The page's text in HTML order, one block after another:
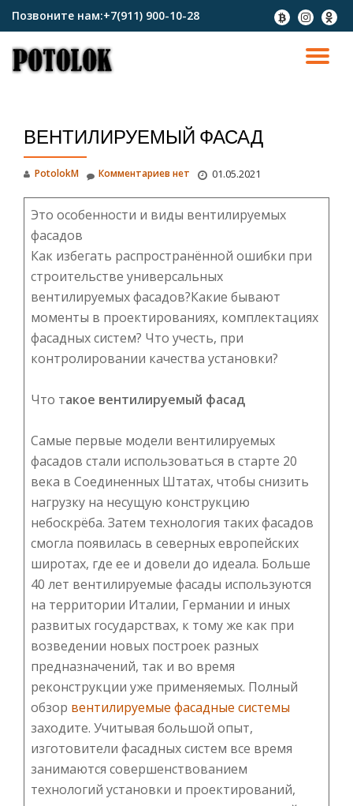
содержимому
Позвоните нам:+7(911) 900-10-28
fa-
btc
fa-
instagram
fa-
ВЕНТИЛИРУЕМЫЙ ФАСАД
PotolokM 01.05.2021
Комментариев нет
Это особенности и виды вентилируемых
фасадов
Как избегать распространённой ошибки при
строительстве универсальных
вентилируемых фасадов?Какие бывают
моменты в проектированиях, комплектациях
фасадных систем? Что учесть, при
контролировании качества установки?
Что такое вентилируемый фасад
Самые первые модели вентилируемых
фасадов стали использоваться в старте 20
века в Соединенных Штатах, чтобы снизить
нагрузку на несущую конструкцию
небоскрёба. Затем технология таких фасадов
смогла появилась в северных европейских
широтах, где ее и довели до идеала. Больше
40 лет вентилируемые фасады используются
на территории Италии, Германии и иных
развитых государствах, к тому же как при
возведении новых построек разных
предназначений, так и во время
реконструкции уже применяемых. Полный
обзор вентилируемые фасадные системы
заходите. Учитывая большой опыт,
изготовители фасадных систем все время
занимаются совершенствованием
технологий установки и проектирований,